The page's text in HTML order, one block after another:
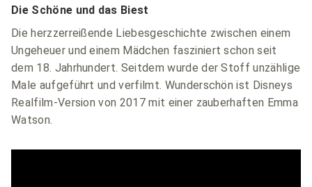
Die Schöne und das Biest
Die herzzerreißende Liebesgeschichte zwischen einem
Ungeheuer und einem Mädchen fasziniert schon seit
dem 18. Jahrhundert. Seitdem wurde der Stoff unzählige
Male aufgeführt und verfilmt. Wunderschön ist Disneys
Realfilm-Version von 2017 mit einer zauberhaften Emma
Watson.